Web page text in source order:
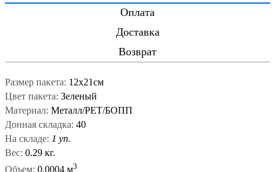
Оплата
Доставка
Возврат
Размер пакета: 12x21см
Цвет пакета: Зеленый
Материал: Металл/PET/БОПП
Донная складка: 40
На складе: 1 уп.
Вес: 0.29 кг.
Объем: 0.0004 м3